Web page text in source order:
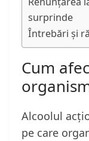
surprinde
Întrebări și
Cum
Alcoolul
pe care